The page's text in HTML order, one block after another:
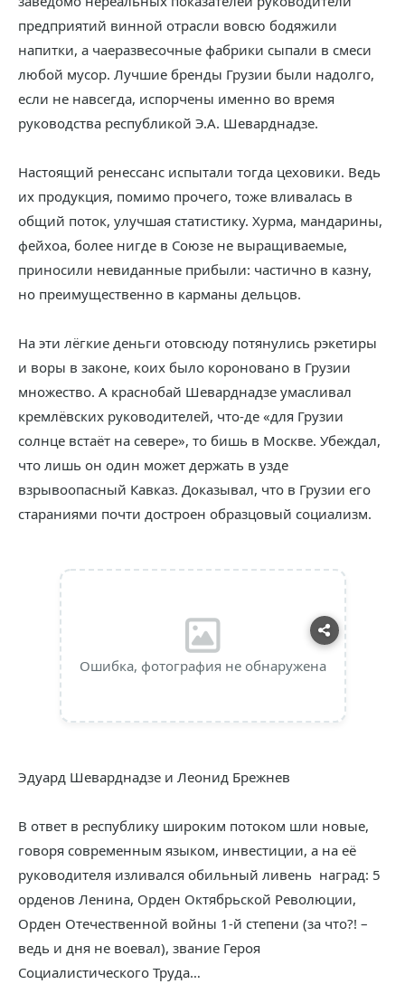
предприятий винной отрасли вовсю бодяжили
напитки, а чаеразвесочные фабрики сыпали в смеси
любой мусор. Лучшие бренды Грузии были надолго,
если не навсегда, испорчены именно во время
руководства республикой Э.А. Шеварднадзе.
Настоящий ренессанс испытали тогда цеховики. Ведь
их продукция, помимо прочего, тоже вливалась в
общий поток, улучшая статистику. Хурма, мандарины,
фейхоа, более нигде в Союзе не выращиваемые,
приносили невиданные прибыли: частично в казну,
но преимущественно в карманы дельцов.
На эти лёгкие деньги отовсюду потянулись рэкетиры
и воры в законе, коих было короновано в Грузии
множество. А краснобай Шеварднадзе умасливал
кремлёвских руководителей, что-де «для Грузии
солнце встаёт на севере», то бишь в Москве. Убеждал,
что лишь он один может держать в узде
взрывоопасный Кавказ. Доказывал, что в Грузии его
стараниями почти достроен образцовый социализм.
Ошибка, фотография не обнаружена
Эдуард Шеварднадзе и Леонид Брежнев
В ответ в республику широким потоком шли новые,
говоря современным языком, инвестиции, а на её
руководителя изливался обильный ливень наград: 5
орденов Ленина, Орден Октябрьской Революции,
Орден Отечественной войны 1-й степени (за что?! –
ведь и дня не воевал), звание Героя
Социалистического Труда…